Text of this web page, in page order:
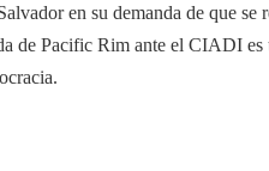
en su demanda de que se
de Pacific Rim ante el CIADI